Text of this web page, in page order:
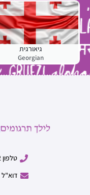
גיאורגית
Georgian
טלפון 054-6546262 (גם בוואטסאפ)
דוא"ל